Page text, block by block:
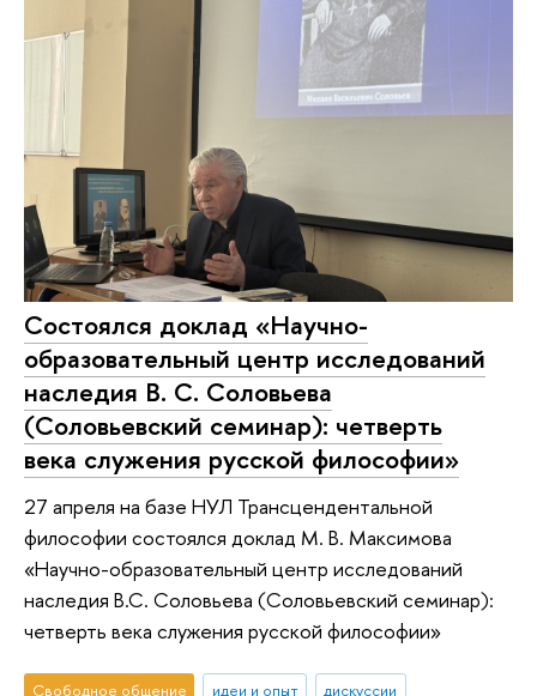
Состоялся доклад «Научно-
образовательный центр исследований
наследия В. С. Соловьева
(Соловьевский семинар): четверть
века служения русской философии»
27 апреля на базе НУЛ Трансцендентальной
философии состоялся доклад М. В. Максимова
«Научно-образовательный центр исследований
наследия В.С. Соловьева (Соловьевский семинар):
четверть века служения русской философии»
Свободное общение идеи и опыт
дискуссии